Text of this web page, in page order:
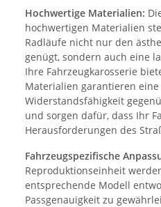
Hochwertige Materialien:
hochwertigen Materialien
Radläufe nicht nur den
genügt, sondern auch eine
Ihre Fahrzeugkarosserie
Materialien garantieren
Widerstandsfähigkeit
und sorgen dafür, dass Ihr
Herausforderungen des
Fahrzeugspezifische
Reproduktionseinheit
entsprechende Modell
Passgenauigkeit zu